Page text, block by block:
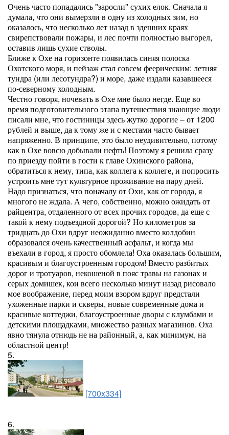
Очень часто попадались "заросли" сухих елок. Сначала я
думала, что они вымерзли в одну из холодных зим, но
оказалось, что несколько лет назад в здешних краях
свирепствовали пожары, и лес почти полностью выгорел,
оставив лишь сухие стволы.
Ближе к Охе на горизонте появилась синяя полоска
Охотского моря, и пейзаж стал совсем феерическим: летняя
тундра (или лесотундра?) и море, даже издали казавшееся
по-северному холодным.
Честно говоря, ночевать в Охе мне было негде. Еще во
время подготовительного этапа путешествия знающие люди
писали мне, что гостиницы здесь жутко дорогие – от 1200
рублей и выше, да к тому же и с местами часто бывает
напряженно. В принципе, это было неудивительно, потому
как в Охе вовсю добывали нефть! Поэтому я решила сразу
по приезду пойти в гости к главе Охинского района,
обратиться к нему, типа, как коллега к коллеге, и попросить
устроить мне тут культурное проживание на пару дней.
Надо признаться, что поначалу от Охи, как от города, я
многого не ждала. А чего, собственно, можно ожидать от
райцентра, отдаленного от всех прочих городов, да еще с
такой к нему подъездной дорогой? Но километров за
тридцать до Охи вдруг неожиданно вместо колдобин
образовался очень качественный асфальт, и когда мы
въехали в город, я просто обомлела! Оха оказалась большим,
красивым и благоустроенным городом! Вместо разбитых
дорог и тротуаров, некошеной в пояс травы на газонах и
серых домишек, кои всего несколько минут назад рисовало
мое воображение, перед моим взором вдруг предстали
ухоженные парки и скверы, новые современные дома и
красивые коттеджи, благоустроенные дворы с клумбами и
детскими площадками, множество разных магазинов. Оха
явно тянула отнюдь не на районный, а, как минимум, на
областной центр!
5.
[700x334]
6.